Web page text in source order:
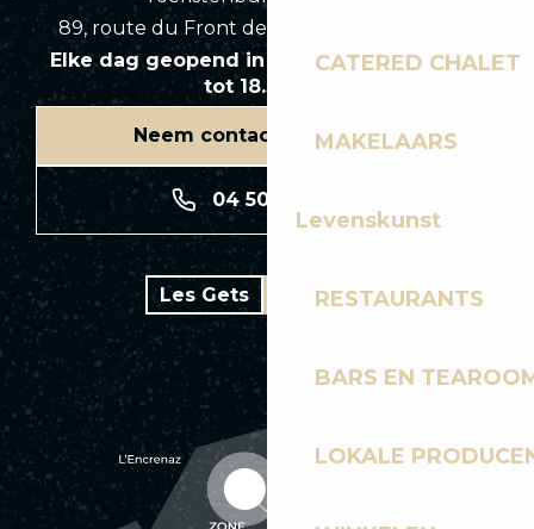
CATERED CHALET
MAKELAARS
Levenskunst
RESTAURANTS
BARS EN
LOKALE
89, route du Front de Neige 74260 Les Gets
Elke dag geopend in het seizoen van 8.30
tot 18.30 uur
Neem contact met ons op
04 50 74 74 74
Les Gets Bike park